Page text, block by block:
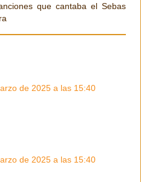
que cantaba el Sebas
de 2025 a las 15:40
de 2025 a las 15:40